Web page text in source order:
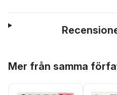
Mer från samma